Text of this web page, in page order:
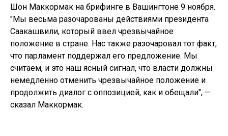
Шон Маккормак на брифинге в Вашингтоне 9 ноября.
"Мы весьма разочарованы действиями президента
Саакашвили, который ввел чрезвычайное
положение в стране. Нас также разочаровал тот факт,
что парламент поддержал его предложение. Мы
считаем, и это наш ясный сигнал, что власти должны
немедленно отменить чрезвычайное положение и
продолжить диалог с оппозицией, как и обещали", —
сказал Маккормак.